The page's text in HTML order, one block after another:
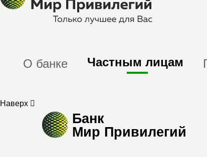
О банке Частным лицам
Наверх
Банк
Мир Привилегий